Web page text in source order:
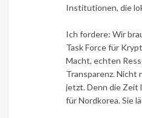
Institutionen, die
Ich fordere: Wir
Task Force für
Macht, echten
Transparenz. Nicht
jetzt. Denn die Zeit
für Nordkorea. Sie